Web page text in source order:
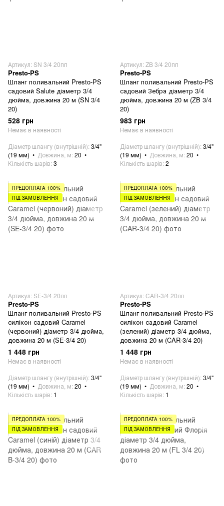
Артикул: SN 3/4 20пп
Presto-PS
Шланг поливальний Presto-PS
садовий Salute діаметр 3/4
дюйма, довжина 20 м (SN 3/4
20)
528 грн
Немає в наявності
Діаметр шлангу (внутрішній) 3/4"
(19 мм)
Довжина, м 20
Кількість шарів 3
Артикул: ZB 3/4 20пп
Presto-PS
Шланг поливальний Presto-PS
садовий Зебра діаметр 3/4
дюйма, довжина 20 м (ZB 3/4
20)
983 грн
Немає в наявності
Діаметр шлангу (внутрішній) 3/4"
(19 мм)
Довжина, м 20
Кількість шарів 2
ПРЕДОПЛАТА 100%
ПІД ЗАМОВЛЕННЯ
Артикул: SE-3/4 20пп
Presto-PS
Шланг поливальний Presto-PS
силікон садовий Caramel
(червоний) діаметр 3/4 дюйма,
довжина 20 м (SE-3/4 20)
1 448 грн
Немає в наявності
Діаметр шлангу (внутрішній) 3/4"
(19 мм)
Довжина, м 20
Кількість шарів 1
ПРЕДОПЛАТА 100%
ПІД ЗАМОВЛЕННЯ
Артикул: CAR-3/4 20пп
Presto-PS
Шланг поливальний Presto-PS
силікон садовий Caramel
(зелений) діаметр 3/4 дюйма,
довжина 20 м (CAR-3/4 20)
1 448 грн
Немає в наявності
Діаметр шлангу (внутрішній) 3/4"
(19 мм)
Довжина, м 20
Кількість шарів 1
ПРЕДОПЛАТА 100%
ПІД ЗАМОВЛЕННЯ
ПРЕДОПЛАТА 100%
ПІД ЗАМОВЛЕННЯ